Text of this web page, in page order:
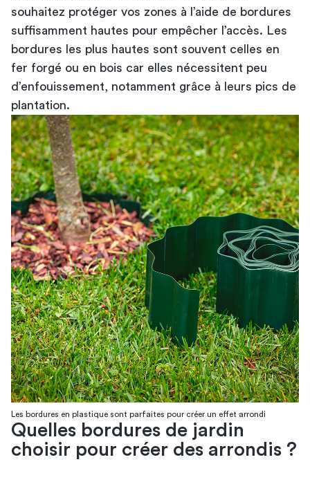
Les bordures en plastique sont parfaites pour créer un effet arrondi
souhaitez protéger vos zones à l’aide de bordures
suffisamment hautes pour empêcher l’accès. Les
bordures les plus hautes sont souvent celles en
fer forgé ou en bois car elles nécessitent peu
d’enfouissement, notamment grâce à leurs pics de
plantation.
Quelles bordures de jardin
choisir pour créer des arrondis ?